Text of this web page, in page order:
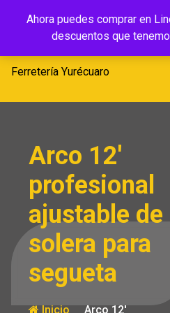
Ahora puedes comprar en
descuentos que
Ferretería
Yurécuaro
Ferretería Yurécuaro
Arco 12′
profesional
ajustable de
solera para
segueta
Inicio Arco 12′